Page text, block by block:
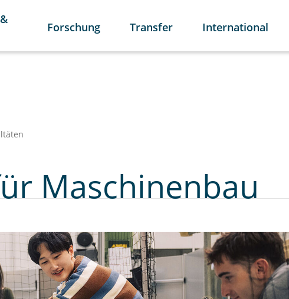
Forschung Transfer International
Maschinenbau